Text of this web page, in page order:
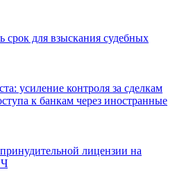
срок для взыскания судебных
усиление контроля за сделкам
к банкам через иностранные
лицензии на